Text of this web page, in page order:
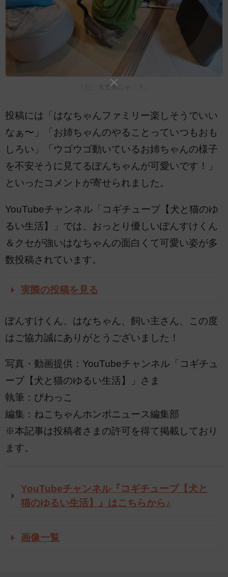
「だ、大丈夫にゃ…？」
投稿には「はなちゃんファミリー楽しそうでいい
なぁ〜」「お姉ちゃんのやることっていつもおも
しろい」「ウゴウゴ動いているお姉ちゃんの様子
を不安そうに見てるぽんちゃんが可愛いです！」
といったコメントが寄せられました。
YouTubeチャンネル「コギチューブ【犬と猫のゆ
るい生活】」では、おっとり優しいぽんすけくん
＆クセが強いはなちゃんの面白くて可愛い姿が多
数投稿されています。
実際の投稿を見る
ぽんすけくん、はなちゃん、飼い主さん、この度
はご協力誠にありがとうございました！
写真・動画提供：YouTubeチャンネル「コギチュ
ーブ【犬と猫のゆるい生活】」さま
執筆：びわっこ
編集：ねこちゃんホンポニュース編集部
※本記事は投稿者さまの許可を得て掲載しており
ます。
YouTubeチャンネル『コギチューブ【犬と
猫のゆるい生活】』はこちらから♪
画像一覧